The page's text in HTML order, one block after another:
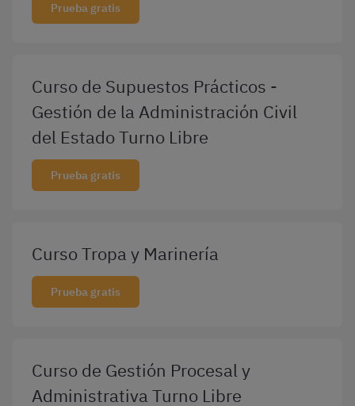
Prueba gratis
Curso de Supuestos Prácticos -
Gestión de la Administración Civil
del Estado Turno Libre
Prueba gratis
Curso Tropa y Marinería
Prueba gratis
Curso de Gestión Procesal y
Administrativa Turno Libre